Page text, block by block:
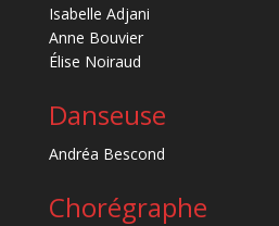
Isabelle Adjani
Anne Bouvier
Élise Noiraud
Danseuse
Andréa Bescond
Chorégraphe